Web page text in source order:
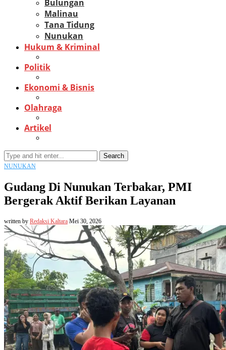
Bulungan
Malinau
Tana Tidung
Nunukan
Hukum & Kriminal
Politik
Ekonomi & Bisnis
Olahraga
Artikel
Search
NUNUKAN
Gudang Di Nunukan Terbakar, PMI
Bergerak Aktif Berikan Layanan
written by Redaksi Kaltara Mei 30, 2026